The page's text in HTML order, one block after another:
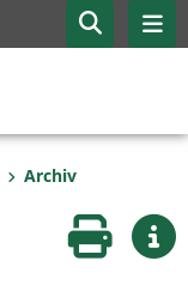
Archiv
Seite